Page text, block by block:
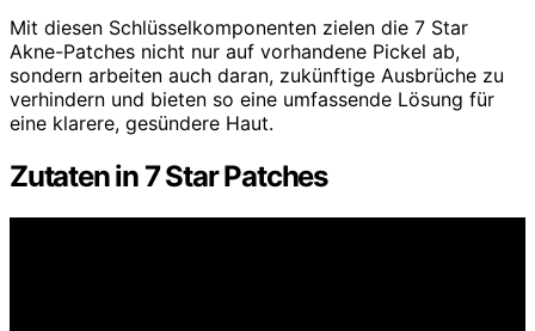
Mit diesen Schlüsselkomponenten zielen die 7 Star
Akne-Patches nicht nur auf vorhandene Pickel ab,
sondern arbeiten auch daran, zukünftige Ausbrüche zu
verhindern und bieten so eine umfassende Lösung für
eine klarere, gesündere Haut.
Zutaten in 7 Star Patches